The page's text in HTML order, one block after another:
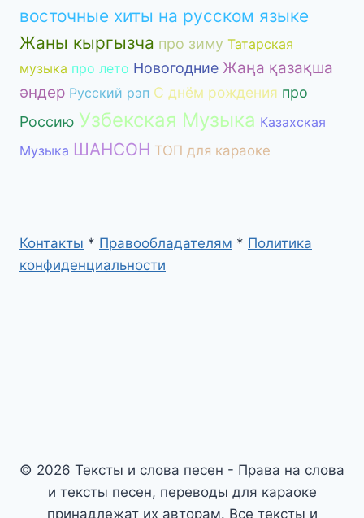
восточные хиты на русском языке
Жаны кыргызча про зиму Татарская
музыка про лето Новогодние Жаңа қазақша
әндер Русский рэп С днём рождения про
Россию Узбекская Музыка Казахская
Музыка ШАНСОН ТОП для караоке
Контакты * Правообладателям * Политика
конфиденциальности
© 2026 Тексты и слова песен - Права на слова
и тексты песен, переводы для караоке
принадлежат их авторам. Все тексты и